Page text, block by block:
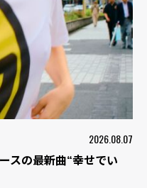
2026.08.07
スの最新曲“幸せでい